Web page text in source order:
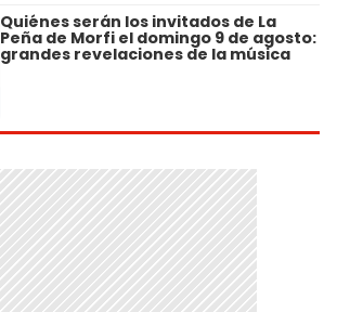
Quiénes serán los invitados de La
Peña de Morfi el domingo 9 de agosto:
grandes revelaciones de la música